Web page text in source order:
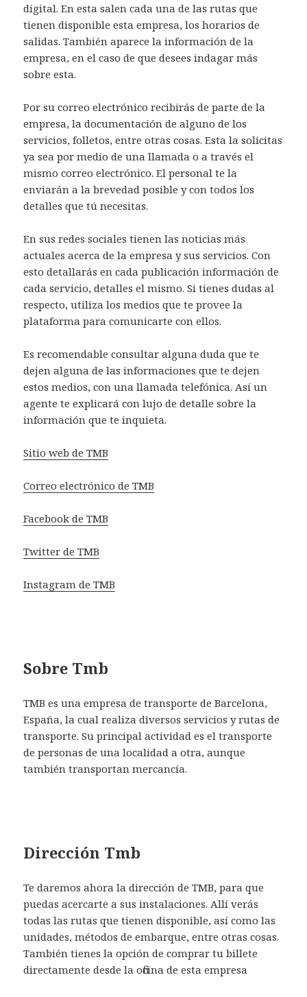
digital. En esta salen cada una de las rutas que
tienen disponible esta empresa, los horarios de
salidas. También aparece la información de la
empresa, en el caso de que desees indagar más
sobre esta.
Por su correo electrónico recibirás de parte de la
empresa, la documentación de alguno de los
servicios, folletos, entre otras cosas. Esta la solicitas
ya sea por medio de una llamada o a través el
mismo correo electrónico. El personal te la
enviarán a la brevedad posible y con todos los
detalles que tú necesitas.
En sus redes sociales tienen las noticias más
actuales acerca de la empresa y sus servicios. Con
esto detallarás en cada publicación información de
cada servicio, detalles el mismo. Si tienes dudas al
respecto, utiliza los medios que te provee la
plataforma para comunicarte con ellos.
Es recomendable consultar alguna duda que te
dejen alguna de las informaciones que te dejen
estos medios, con una llamada telefónica. Así un
agente te explicará con lujo de detalle sobre la
información que te inquieta.
Sitio web de TMB
Correo electrónico de TMB
Facebook de TMB
Twitter de TMB
Instagram de TMB
Sobre Tmb
TMB es una empresa de transporte de Barcelona,
España, la cual realiza diversos servicios y rutas de
transporte. Su principal actividad es el transporte
de personas de una localidad a otra, aunque
también transportan mercancía.
Dirección Tmb
Te daremos ahora la dirección de TMB, para que
puedas acercarte a sus instalaciones. Allí verás
todas las rutas que tienen disponible, así como las
unidades, métodos de embarque, entre otras cosas.
También tienes la opción de comprar tu billete
directamente desde la oficina de esta empresa